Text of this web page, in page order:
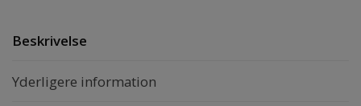
Beskrivelse
Yderligere information